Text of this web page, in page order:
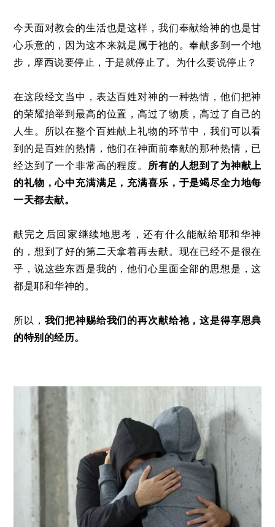
今天面对教会的生活也是这样，我们奉献给神的也是甘
心乐意的，因为这本来就是属于祂的。奉献多到一个地
步，摩西说要停止，于是就停止了。为什么要说停止？
在这段经文当中，表达百姓对神的一种热情，他们把神
的荣耀抬举到最高的位置，高过了物质，高过了自己的
人生。所以在整个百姓献上礼物的环节中，我们可以看
到的是百姓的热情，他们在神面前奉献的那种热情，已
经达到了一个非常高的程度。 所有的人想到了为神献上
的礼物，心中充满满足，充满喜乐，于是竭尽全力地每
一天都去献。
献完之后回家继续地思考，还有什么能献给耶和华神
的，想到了好的第二天拿着再去献。现在已经不是很在
乎，说这些东西是我的，他们心里面全部的思想是，这
都是耶和华神的。
所以， 我们把神赐给我们的再次献给祂，这是得享恩典
的特别的经历。